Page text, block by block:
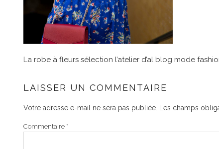
La robe à fleurs sélection l’atelier d’al blog mode
LAISSER UN COMMENTAIRE
Votre adresse e-mail ne sera pas publiée. Les champs
Commentaire *